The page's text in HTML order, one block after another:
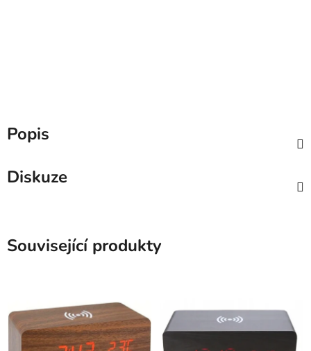
Popis
Diskuze
Související produkty